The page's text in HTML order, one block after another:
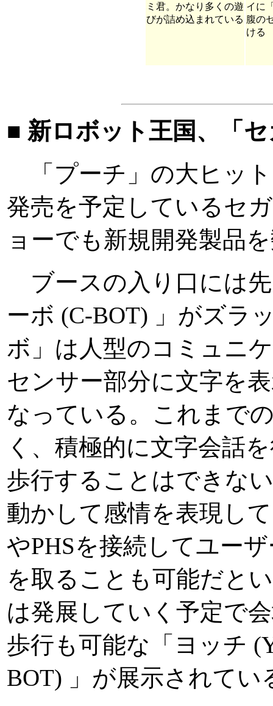
ミ君。かなり多くの遊
びが詰め込まれている
イに
腹の
ける
■ 新ロボット王国、「
「プーチ」の大ヒッ
発売を予定しているセ
ョーでも新規開発製品
ブースの入り口には
ーボ (C-BOT) 」がズラ
ボ」は人型のコミュニ
センサー部分に文字を
なっている。これまで
く、積極的に文字会話
歩行することはできな
動かして感情を表現し
やPHSを接続してユー
を取ることも可能だと
は発展していく予定で
歩行も可能な「ヨッチ
BOT) 」が展示されてい